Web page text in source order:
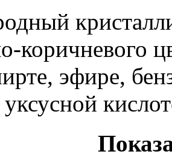
коричневого
эфире,
уксусной